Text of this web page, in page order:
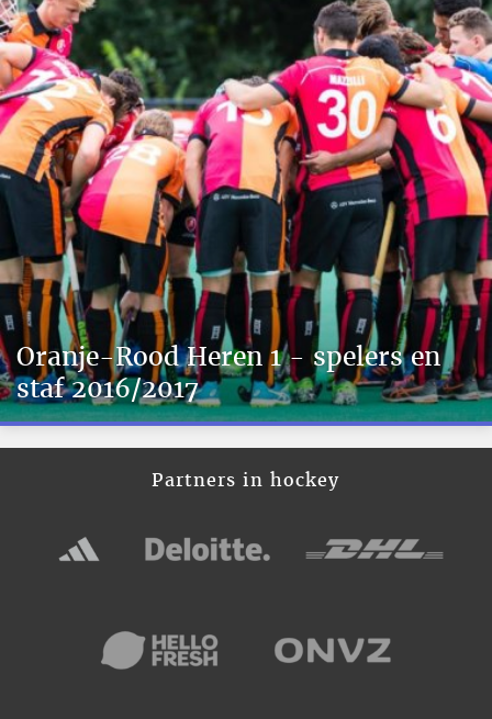
Oranje-Rood Heren 1 - spelers en
staf 2016/2017
Partners in hockey